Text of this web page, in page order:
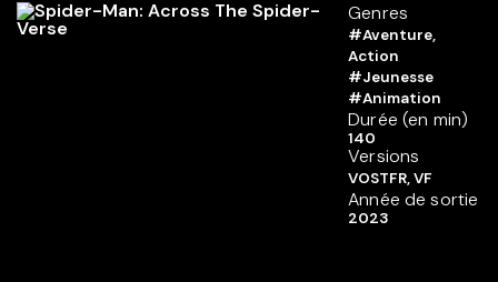
Genres
#Aventure,
Action
#Jeunesse
#Animation
Durée (en min)
140
Versions
VOSTFR, VF
Année de sortie
2023